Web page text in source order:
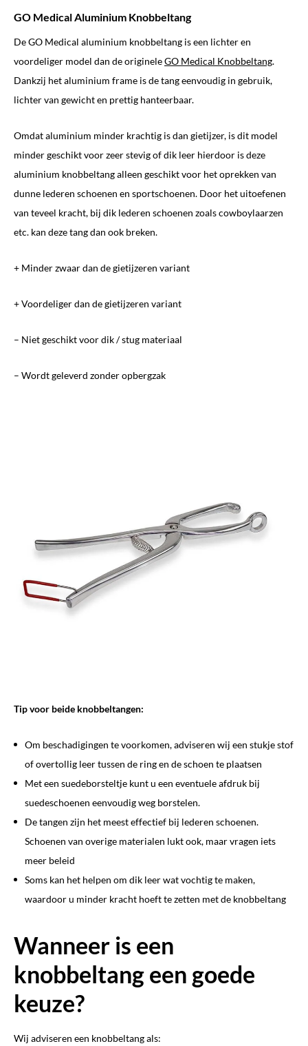
GO Medical Aluminium Knobbeltang
De GO Medical aluminium knobbeltang is een lichter en
voordeliger model dan de origineleGO Medical Knobbeltang.
Dankzij het aluminium frame is de tang eenvoudig in gebruik,
lichter van gewicht en prettig hanteerbaar.
Omdat aluminium minder krachtig is dan gietijzer, is dit model
minder geschikt voor zeer stevig of dik leer hierdoor is deze
aluminium knobbeltang alleen geschikt voor het oprekken van
dunne lederen schoenen en sportschoenen. Door het uitoefenen
van teveel kracht, bij dik lederen schoenen zoals cowboylaarzen
etc. kan deze tang dan ook breken.
+ Minder zwaar dan de gietijzeren variant
+ Voordeliger dan de gietijzeren variant
– Niet geschikt voor dik / stug materiaal
– Wordt geleverd zonder opbergzak
Tip voor beide knobbeltangen:
Om beschadigingen te voorkomen, adviseren wij een stukje stof
of overtollig leer tussen de ring en de schoen te plaatsen
Met een suedeborsteltje kunt u een eventuele afdruk bij
suedeschoenen eenvoudig weg borstelen.
De tangen zijn het meest effectief bij lederen schoenen.
Schoenen van overige materialen lukt ook, maar vragen iets
meer beleid
Soms kan het helpen om dik leer wat vochtig te maken,
waardoor u minder kracht hoeft te zetten met de knobbeltang
Wanneer is een
knobbeltang een goede
keuze?
Wij adviseren een knobbeltang als: